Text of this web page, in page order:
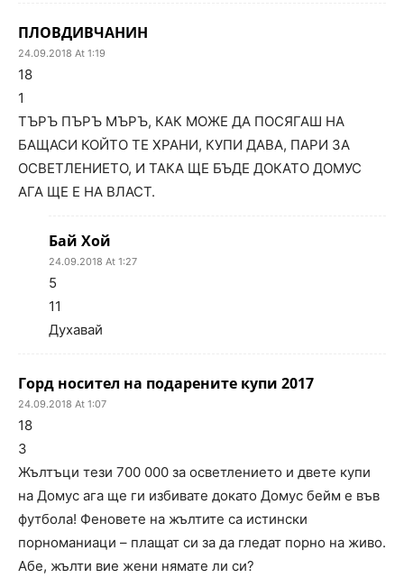
ПЛОВДИВЧАНИН
24.09.2018 At 1:19
18
1
ТЪРЪ ПЪРЪ МЪРЪ, КАК МОЖЕ ДА ПОСЯГАШ НА
БАЩАСИ КОЙТО ТЕ ХРАНИ, КУПИ ДАВА, ПАРИ ЗА
ОСВЕТЛЕНИЕТО, И ТАКА ЩЕ БЪДЕ ДОКАТО ДОМУС
АГА ЩЕ Е НА ВЛАСТ.
Бай Хой
24.09.2018 At 1:27
5
11
Духавай
Горд носител на подарените купи 2017
24.09.2018 At 1:07
18
3
Жълтъци тези 700 000 за осветлението и двете купи
на Домус ага ще ги избивате докато Домус бейм е във
футбола! Феновете на жълтите са истински
порноманиаци – плащат си за да гледат порно на живо.
Абе, жълти вие жени нямате ли си?